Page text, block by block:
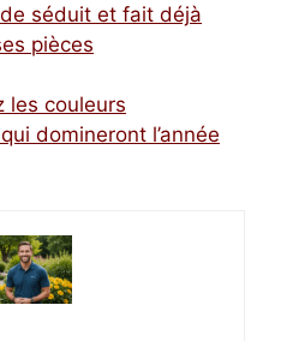
séduit et fait déjà
pièces
les couleurs
domineront l’année